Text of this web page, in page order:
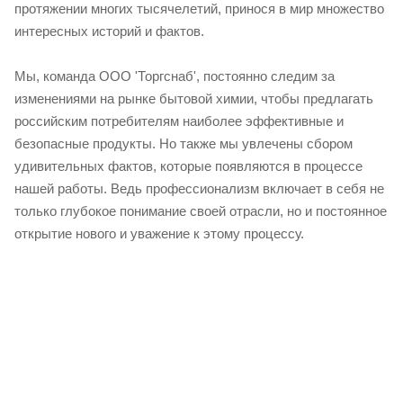
протяжении многих тысячелетий, принося в мир множество
интересных историй и фактов.
Мы, команда ООО 'Торгснаб', постоянно следим за
изменениями на рынке бытовой химии, чтобы предлагать
российским потребителям наиболее эффективные и
безопасные продукты. Но также мы увлечены сбором
удивительных фактов, которые появляются в процессе
нашей работы. Ведь профессионализм включает в себя не
только глубокое понимание своей отрасли, но и постоянное
открытие нового и уважение к этому процессу.